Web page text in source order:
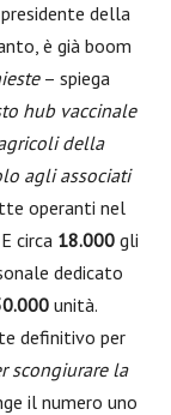
della
è già boom
– spiega
hub vaccinale
della
agli associati
operanti nel
circa 18.000 gli
dedicato
unità.
definitivo per
scongiurare la
il numero uno